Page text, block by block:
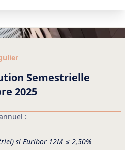
Semestrielle
2025
:
si Euribor 12M ≤ 2,50%